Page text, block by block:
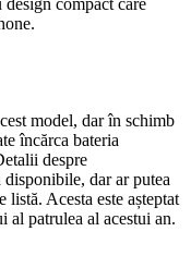
design compact care
model, dar în schimb
încărca bateria
despre
dar ar putea
Acesta este așteptat
al patrulea al acestui an.